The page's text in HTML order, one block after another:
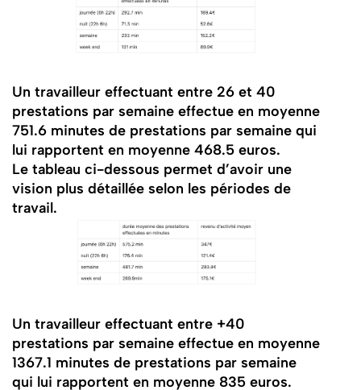
Un travailleur effectuant entre 26 et 40
prestations par semaine effectue en moyenne
751.6 minutes de prestations par semaine qui
lui rapportent en moyenne 468.5 euros.
Le tableau ci-dessous permet d’avoir une
vision plus détaillée selon les périodes de
travail.
Un travailleur effectuant entre +40
prestations par semaine effectue en moyenne
1367.1 minutes de prestations par semaine
qui lui rapportent en moyenne 835 euros.